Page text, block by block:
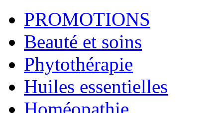
PROMOTIONS
Beauté et soins
Phytothérapie
Huiles essentielles
Homéopathie